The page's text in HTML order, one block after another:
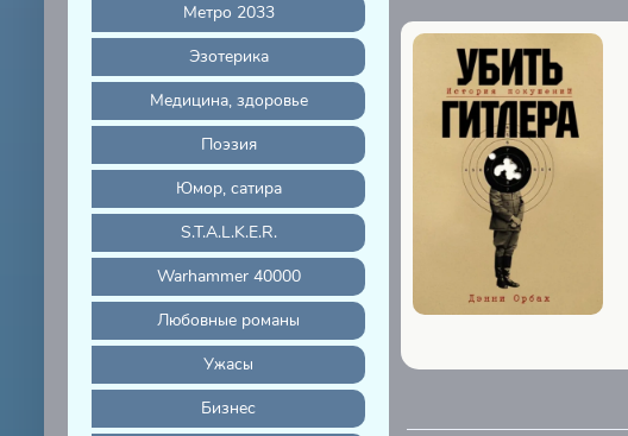
Метро 2033
Эзотерика
Медицина, здоровье
Поэзия
Юмор, сатира
S.T.A.L.K.E.R.
Warhammer 40000
Любовные романы
Ужасы
Бизнес